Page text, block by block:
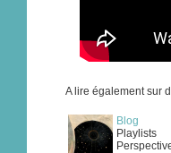
A lire également sur
Blog
Playlists